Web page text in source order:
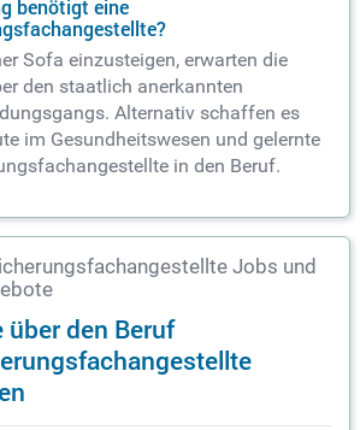
benötigt eine
Sofa einzusteigen, erwarten die
den staatlich anerkannten
Alternativ schaffen es
im Gesundheitswesen und gelernte
in den Beruf.
Jobs und
über den Beruf